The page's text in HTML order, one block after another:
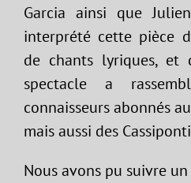
Garcia ainsi que
interprété cette pièce
de chants lyriques, et
spectacle a
connaisseurs abonnés
mais aussi des
Nous avons pu suivre